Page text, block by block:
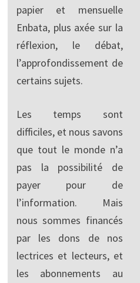
papier et mensuelle
Enbata, plus axée sur la
réflexion, le débat,
l’approfondissement de
certains sujets.
Les temps sont
difficiles, et nous savons
que tout le monde n’a
pas la possibilité de
payer pour de
l’information. Mais
nous sommes financés
par les dons de nos
lectrices et lecteurs, et
les abonnements au